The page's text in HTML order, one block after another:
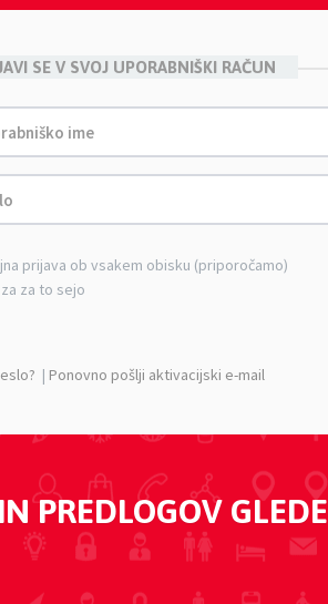
SE V SVOJ UPORABNIŠKI RAČUN
prijava ob vsakem obisku (priporočamo)
za to sejo
| Ponovno pošlji aktivacijski e-mail
PREDLOGOV GLEDE